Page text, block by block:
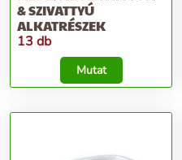
& SZIVATTYÚ
ALKATRÉSZEK
13 db
Mutat